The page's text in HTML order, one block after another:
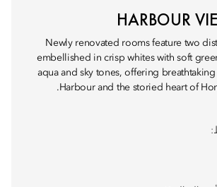
HARBOUR
Newly renovated rooms feature two
embellished in crisp whites with soft
aqua and sky tones, offering
Harbour and the storied heart of